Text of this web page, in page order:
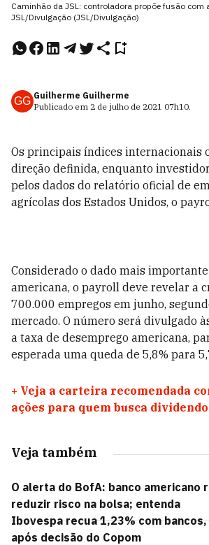
Caminhão da JSL: controladora propõe fusão com
JSL/Divulgação (JSL/Divulgação)
GG Guilherme Guilherme
Publicado em 2 de julho de 2021 07h10.
Os principais índices internacionais
direção definida, enquanto
pelos dados do relatório oficial de
agrícolas dos Estados Unidos, o
Considerado o dado mais
americana, o payroll deve revelar a
700.000 empregos em junho,
mercado. O número será divulgado
a taxa de desemprego americana,
esperada uma queda de 5,8% para
+ Veja a carteira recomendada
ações para quem busca
Veja também
O alerta do BofA: banco americano
reduzir risco na bolsa; entenda
Ibovespa recua 1,23% com
após decisão do Copom